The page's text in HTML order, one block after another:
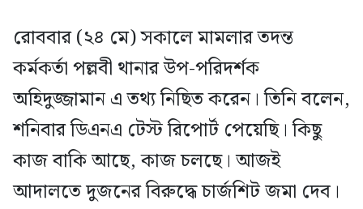
রোববার (২৪ মে) সকালে মামলার তদন্ত
কর্মকর্তা পল্লবী থানার উপ-পরিদর্শক
অহিদুজ্জামান এ তথ্য নিছিত করেন। তিনি বলেন,
শনিবার ডিএনএ টেস্ট রিপোর্ট পেয়েছি। কিছু
কাজ বাকি আছে, কাজ চলছে। আজই
আদালতে দুজনের বিরুদ্ধে চার্জশিট জমা দেব।